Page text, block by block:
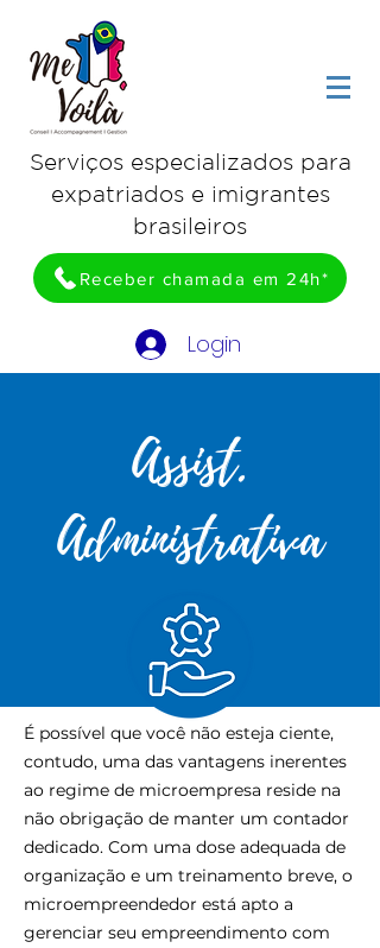
Serviços especializados para
expatriados e imigrantes
brasileiros
Login
Receber chamada em 24h*
Assist.
Administrativa
É possível que você não esteja ciente,
contudo, uma das vantagens inerentes
ao regime de microempresa reside na
não obrigação de manter um contador
dedicado. Com uma dose adequada de
organização e um treinamento breve, o
microempreendedor está apto a
gerenciar seu empreendimento com